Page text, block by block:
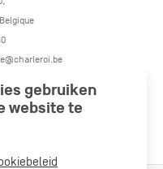
Belgique
gebruiken
website te